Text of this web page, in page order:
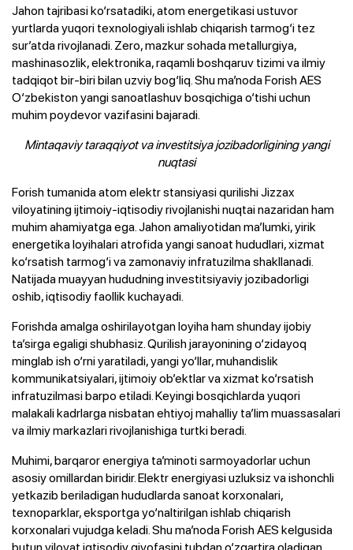
Jahon tajribasi ko‘rsatadiki, atom energetikasi ustuvor
yurtlarda yuqori texnologiyali ishlab chiqarish tarmog‘i tez
sur’atda rivojlanadi. Zero, mazkur sohada metallurgiya,
mashinasozlik, elektronika, raqamli boshqaruv tizimi va ilmiy
tadqiqot bir-biri bilan uzviy bog‘liq. Shu ma’noda Forish AES
O‘zbekiston yangi sanoatlashuv bosqichiga o‘tishi uchun
muhim poydevor vazifasini bajaradi.
Mintaqaviy taraqqiyot va investitsiya jozibadorligining yangi
nuqtasi
Forish tumanida atom elektr stansiyasi qurilishi Jizzax
viloyatining ijtimoiy-iqtisodiy rivojlanishi nuqtai nazaridan ham
muhim ahamiyatga ega. Jahon amaliyotidan ma’lumki, yirik
energetika loyihalari atrofida yangi sanoat hududlari, xizmat
ko‘rsatish tarmog‘i va zamonaviy infratuzilma shakllanadi.
Natijada muayyan hududning investitsiyaviy jozibadorligi
oshib, iqtisodiy faollik kuchayadi.
Forishda amalga oshirilayotgan loyiha ham shunday ijobiy
ta’sirga egaligi shubhasiz. Qurilish jarayonining o‘zidayoq
minglab ish o‘rni yaratiladi, yangi yo‘llar, muhandislik
kommunikatsiyalari, ijtimoiy ob’ektlar va xizmat ko‘rsatish
infratuzilmasi barpo etiladi. Keyingi bosqichlarda yuqori
malakali kadrlarga nisbatan ehtiyoj mahalliy ta’lim muassasalari
va ilmiy markazlari rivojlanishiga turtki beradi.
Muhimi, barqaror energiya ta’minoti sarmoyadorlar uchun
asosiy omillardan biridir. Elektr energiyasi uzluksiz va ishonchli
yetkazib beriladigan hududlarda sanoat korxonalari,
texnoparklar, eksportga yo‘naltirilgan ishlab chiqarish
korxonalari vujudga keladi. Shu ma’noda Forish AES kelgusida